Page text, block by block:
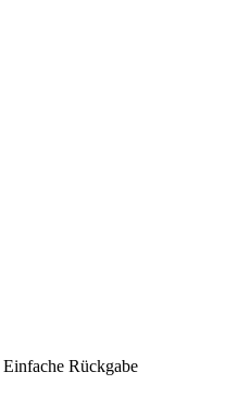
Einfache Rückgabe